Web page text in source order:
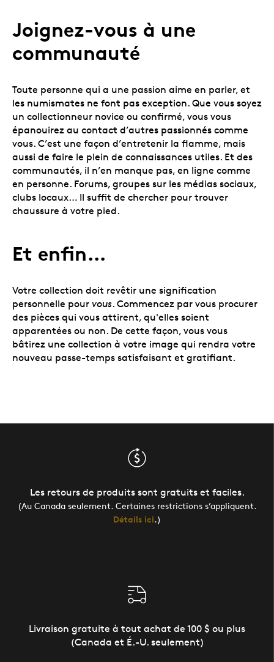
Joignez-vous à une
communauté
Toute personne qui a une passion aime en parler, et
les numismates ne font pas exception. Que vous soyez
un collectionneur novice ou confirmé, vous vous
épanouirez au contact d’autres passionnés comme
vous. C’est une façon d’entretenir la flamme, mais
aussi de faire le plein de connaissances utiles. Et des
communautés, il n’en manque pas, en ligne comme
en personne. Forums, groupes sur les médias sociaux,
clubs locaux… Il suffit de chercher pour trouver
chaussure à votre pied.
Et enfin…
Votre collection doit revêtir une signification
personnelle pour vous. Commencez par vous procurer
des pièces qui vous attirent, qu'elles soient
apparentées ou non. De cette façon, vous vous
bâtirez une collection à votre image qui rendra votre
nouveau passe-temps satisfaisant et gratifiant.
Les retours de produits sont gratuits et faciles.
(Au Canada seulement. Certaines restrictions s’appliquent.
Détails ici.)
Livraison gratuite à tout achat de 100 $ ou plus
(Canada et É.-U. seulement)